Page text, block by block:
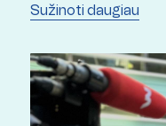
Respublikos finansų
Sužinoti daugiau